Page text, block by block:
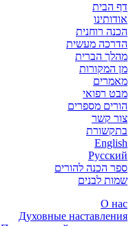
דף הבית
אודותינו
הכנה רוחנית
הדרכה מעשית
מהלך הברית
מן המקורות
מאמרים
מבט רפואי
הורים מספרים
צור קשר
בתקשורת
English
Русский
ספר הכנה להורים
שמות לבנים
О нас
Духовные наставления